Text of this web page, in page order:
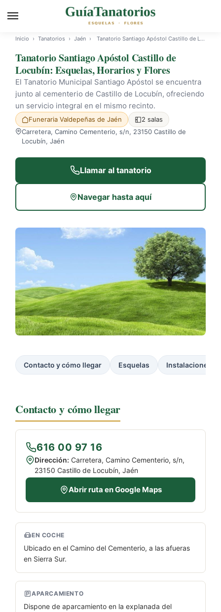
Inicio › Tanatorios › Jaén › Tanatorio Santiago Apóstol Castillo de Locubín
Tanatorio Santiago Apóstol Castillo de
Locubín: Esquelas, Horarios y Flores
El Tanatorio Municipal Santiago Apóstol se encuentra
junto al cementerio de Castillo de Locubín, ofreciendo
un servicio integral en el mismo recinto.
Funeraria Valdepeñas de Jaén
2 salas
Carretera, Camino Cementerio, s/n, 23150 Castillo de
Locubín, Jaén
Llamar al tanatorio
Navegar hasta aquí
Contacto y cómo llegar Esquelas Instalaciones
Contacto y cómo llegar
616 00 97 16
Dirección: Carretera, Camino Cementerio, s/n,
23150 Castillo de Locubín, Jaén
Abrir ruta en Google Maps
EN COCHE
Ubicado en el Camino del Cementerio, a las afueras
en Sierra Sur.
APARCAMIENTO
Dispone de aparcamiento en la explanada del